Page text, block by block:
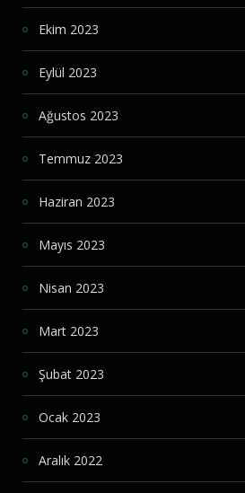
Ekim 2023
Eylül 2023
Ağustos 2023
Temmuz 2023
Haziran 2023
Mayıs 2023
Nisan 2023
Mart 2023
Şubat 2023
Ocak 2023
Aralık 2022